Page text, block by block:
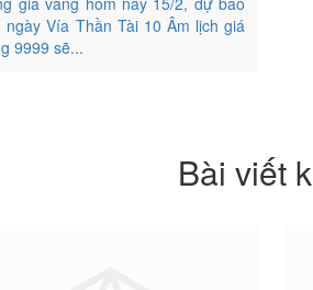
ngày Vía Thần Tài 10 Âm lịch giá
9999 sẽ...
Bài viết